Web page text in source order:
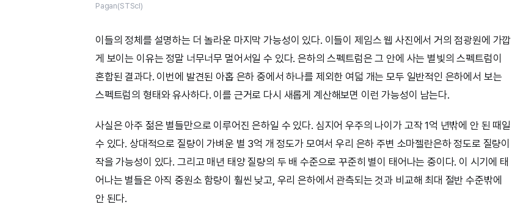
Pagan(STScI)
이들의 정체를 설명하는 더 놀라운 마지막 가능성이 있다. 이들이 제임스 웹 사진에서 거의 점광원에 가깝
게 보이는 이유는 정말 너무너무 멀어서일 수 있다. 은하의 스펙트럼은 그 안에 사는 별빛의 스펙트럼이
혼합된 결과다. 이번에 발견된 아홉 은하 중에서 하나를 제외한 여덟 개는 모두 일반적인 은하에서 보는
스펙트럼의 형태와 유사하다. 이를 근거로 다시 새롭게 계산해보면 이런 가능성이 남는다.
사실은 아주 젊은 별들만으로 이루어진 은하일 수 있다. 심지어 우주의 나이가 고작 1억 년밖에 안 된 때일
수 있다. 상대적으로 질량이 가벼운 별 3억 개 정도가 모여서 우리 은하 주변 소마젤란은하 정도로 질량이
작을 가능성이 있다. 그리고 매년 태양 질량의 두 배 수준으로 꾸준히 별이 태어나는 중이다. 이 시기에 태
어나는 별들은 아직 중원소 함량이 훨씬 낮고, 우리 은하에서 관측되는 것과 비교해 최대 절반 수준밖에
안 된다.